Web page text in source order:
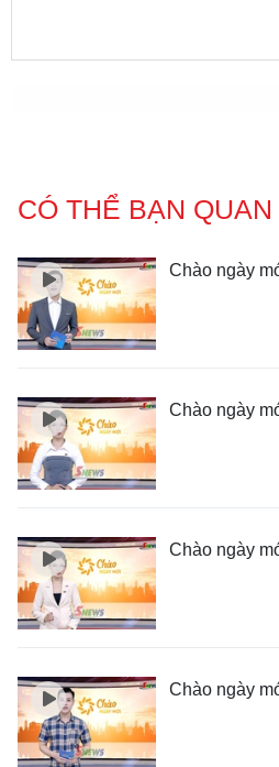
CÓ THỂ BẠN QUAN
Chào ngày
Chào ngày
Chào ngày
Chào ngày